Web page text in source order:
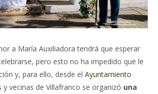
a María Auxiliadora tendrá que esperar
pero esto no ha impedido que le
y, para ello, desde el Ayuntamiento
vecinas de Villafranco se organizó una